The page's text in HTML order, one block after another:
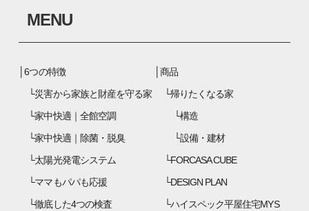
MENU
6つの特徴
災害から家族と財産を守る家
家中快適｜全館空調
家中快適｜除菌・脱臭
太陽光発電システム
ママもパパも応援
徹底した4つの検査
商品
帰りたくなる家
構造
設備・建材
FORCASA CUBE
DESIGN PLAN
ハイスペック平屋住宅MYS